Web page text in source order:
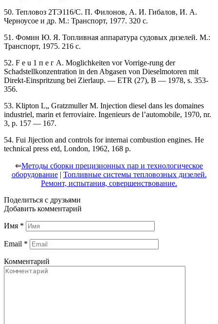
50. Тепловоз 2ТЭ116/С. П. Филонов, А. И. Гибалов, И. А.
Черноусое и др. М.: Транспорт, 1977. 320 с.
51. Фомин Ю. Я. Топливная аппаратура судовых дизелей. М.:
Транспорт, 1975. 216 с.
52. F е u 1 п е г А. Moglichkeiten vor Vorrige-rung der
Schadstellkonzentration in den Abgasen von Dieselmotoren mit
Direkt-Einspritzung bei Zierlaup. — ETR (27), В — 1978, s. 353-
356.
53. Klipton L„ Gratzmuller M. Injection diesel dans les domaines
industriel, marin et ferroviaire. Ingenieurs de l’automobile, 1970, nr.
3, p. 157 — 167.
54. Fui Jijection and controls for internai combustion engines. He
technical press etd, London, 1962, 168 p.
⇐Методы сборки прецизионных пар и технологическое
оборудование| Топливные системы тепловозных дизелей.
Ремонт, испытания, совершенствование.
Поделиться с друзьями
Добавить комментарий
Имя *
Email *
Комментарий